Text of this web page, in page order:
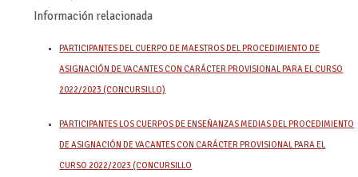
Información relacionada
PARTICIPANTES DEL CUERPO DE MAESTROS DEL PROCEDIMIENTO DE
ASIGNACIÓN DE VACANTES CON CARÁCTER PROVISIONAL PARA EL CURSO
2022/2023 (CONCURSILLO)
PARTICIPANTES LOS CUERPOS DE ENSEÑANZAS MEDIAS DEL PROCEDIMIENTO
DE ASIGNACIÓN DE VACANTES CON CARÁCTER PROVISIONAL PARA EL
CURSO 2022/2023 (CONCURSILLO